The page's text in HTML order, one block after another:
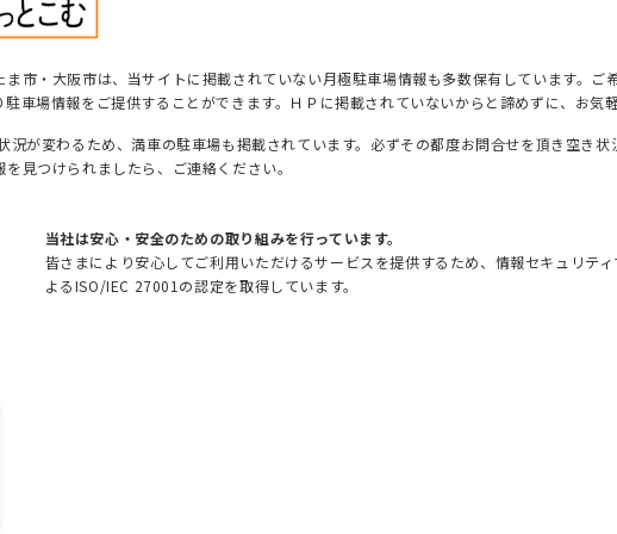
市・大阪市は、当サイトに掲載されていない月極駐車場情報も多数保有しています。
車場情報をご提供することができます。ＨＰに掲載されていないからと諦めずに、お気
が変わるため、満車の駐車場も掲載されています。必ずその都度お問合せを頂き空き
見つけられましたら、ご連絡ください。
当社は安心・安全のための取り組みを行っています。
皆さまにより安心してご利用いただけるサービスを提供するため、情報セキュリテ
よるISO/IEC 27001の認定を取得しています。